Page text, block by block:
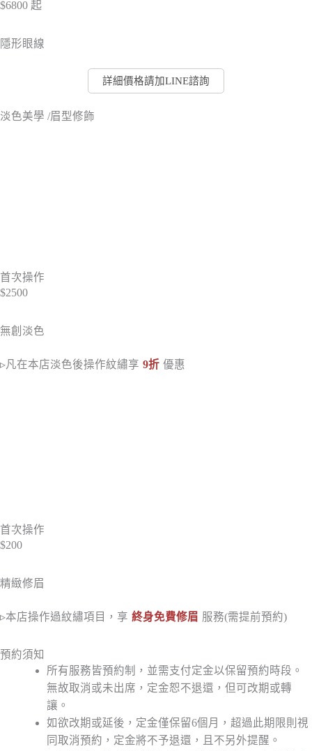
$6800 起
隱形眼線
詳細價格請加LINE諮詢
淡色美學 /眉型修飾
首次操作
$2500
無創淡色
▹凡在本店淡色後操作紋繡享 9折 優惠
首次操作
$200
精緻修眉
▹本店操作過紋繡項目，享 終身免費修眉 服務(需提前預約)
預約須知
所有服務皆預約制，並需支付定金以保留預約時段。
無故取消或未出席，定金恕不退還，但可改期或轉
讓。
如欲改期或延後，定金僅保留6個月，超過此期限則視
同取消預約，定金將不予退還，且不另外提醒。